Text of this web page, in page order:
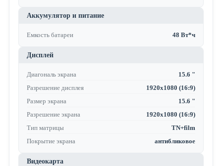
Аккумулятор и питание
Емкость батареи 48 Вт*ч
Дисплей
Диагональ экрана
15.6 "
Разрешение дисплея
1920x1080 (16:9)
Размер экрана
15.6 "
Разрешение экрана
1920x1080 (16:9)
Тип матрицы
TN+film
Покрытие экрана
антибликовое
Видеокарта